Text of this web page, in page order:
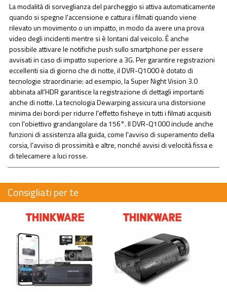
La modalità di sorveglianza del parcheggio si attiva automaticamente
quando si spegne l'accensione e cattura i filmati quando viene
rilevato un movimento o un impatto, in modo da avere una prova
video degli incidenti mentre si è lontani dal veicolo. È anche
possibile attivare le notifiche push sullo smartphone per essere
avvisati in caso di impatto superiore a 3G. Per garantire registrazioni
eccellenti sia di giorno che di notte, il DVR-Q1000 è dotato di
tecnologie straordinarie: ad esempio, la Super Night Vision 3.0
abbinata all'HDR garantisce la registrazione di dettagli importanti
anche di notte. La tecnologia Dewarping assicura una distorsione
minima dei bordi per ridurre l'effetto fisheye in tutti i filmati acquisiti
con l'obiettivo grandangolare da 156°. Il DVR-Q1000 include anche
funzioni di assistenza alla guida, come l'avviso di superamento della
corsia, l'avviso di prossimità e altre, nonché avvisi di velocità fissa e
di telecamere a luci rosse.
Consigliati per te